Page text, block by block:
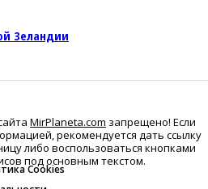
Зеландии
MirPlaneta.com запрещено! Если
рекомендуется дать ссылку
либо воспользоваться кнопками
под основным текстом.
Cookies